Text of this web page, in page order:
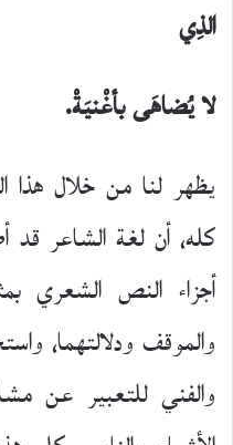
الذِي
لا يُضاهَى بأغْنيَةْ.
يظهر لنا من خلال هذا
كله، أن لغة الشاعر
أجزاء النص الشعري
والموقف ودلالتهما،
والفني للتعبير عن